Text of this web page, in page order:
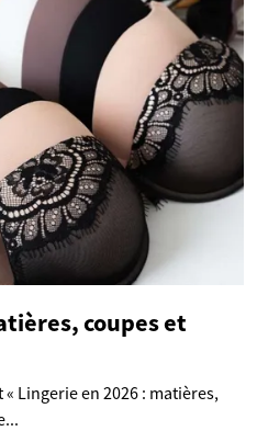
coupes et
Lingerie en 2026 : matières,